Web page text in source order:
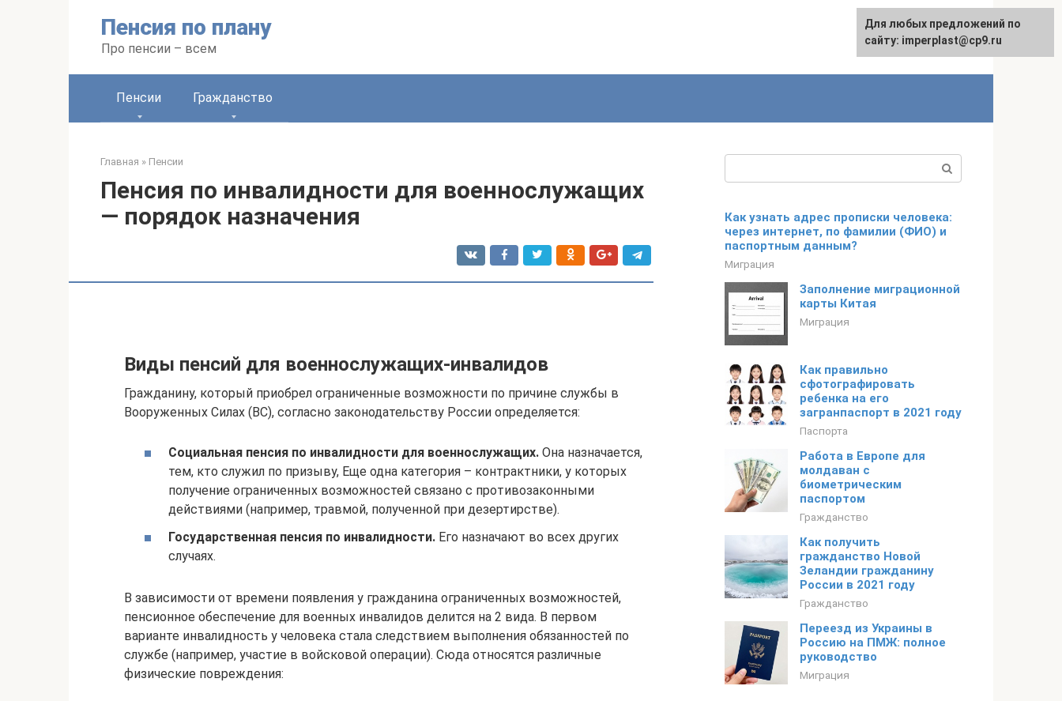
Пенсия по плану
Про пенсии – всем
Пенсии Гражданство
Главная » Пенсии
Пенсия по инвалидности для военнослужащих
— порядок назначения
Виды пенсий для военнослужащих-инвалидов
Гражданину, который приобрел ограниченные возможности по причине службы в
Вооруженных Силах (ВС), согласно законодательству России определяется:
Социальная пенсия по инвалидности для военнослужащих. Она назначается,
тем, кто служил по призыву, Еще одна категория – контрактники, у которых
получение ограниченных возможностей связано с противозаконными
действиями (например, травмой, полученной при дезертирстве).
Государственная пенсия по инвалидности. Его назначают во всех других
случаях.
В зависимости от времени появления у гражданина ограниченных возможностей,
пенсионное обеспечение для военных инвалидов делится на 2 вида. В первом
варианте инвалидность у человека стала следствием выполнения обязанностей по
службе (например, участие в войсковой операции). Сюда относятся различные
физические повреждения:
Как узнать адрес прописки человека:
через интернет, по фамилии (ФИО) и
паспортным данным?
Миграция
Заполнение миграционной
карты Китая
Миграция
Как правильно
сфотографировать
ребенка на его
загранпаспорт в 2021 году
Паспорта
Работа в Европе для
молдаван с
биометрическим
паспортом
Гражданство
Как получить
гражданство Новой
Зеландии гражданину
России в 2021 году
Гражданство
Переезд из Украины в
Россию на ПМЖ: полное
руководство
Миграция
Для любых предложений по
сайту: imperplast@cp9.ru